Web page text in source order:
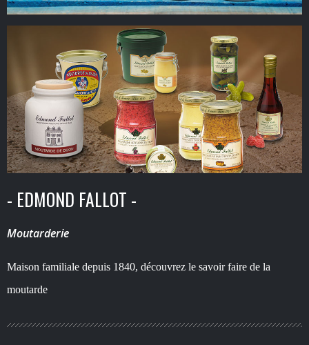
- EDMOND FALLOT -
Moutarderie
Maison familiale depuis 1840, découvrez le savoir faire de la
moutarde